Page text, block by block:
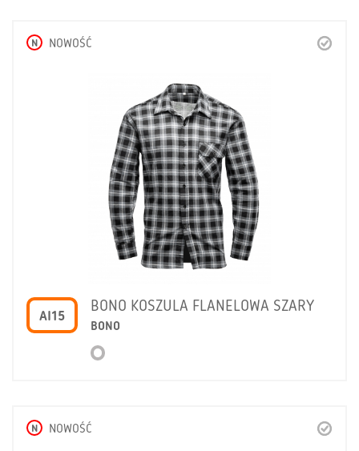
N NOWOŚĆ
AI15
BONO KOSZULA FLANELOWA SZARY
BONO
N NOWOŚĆ